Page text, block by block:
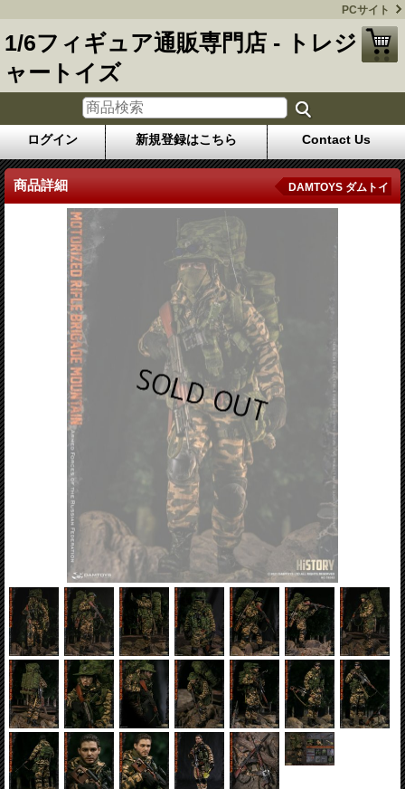
PCサイト
1/6フィギュア通販専門店 - トレジ
ャートイズ
ログイン 新規登録はこちら Contact Us
商品詳細 DAMTOYS ダムトイ